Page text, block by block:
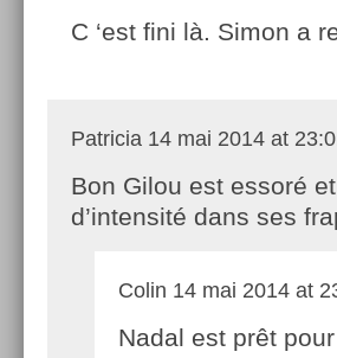
C ‘est fini là. Simon a
Patricia 14 mai 2014 at
Bon Gilou est essoré
d’intensité dans ses
Colin 14 mai 2014 at
Nadal est prêt